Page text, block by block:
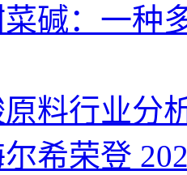
碱：一种
料行业分
希荣登